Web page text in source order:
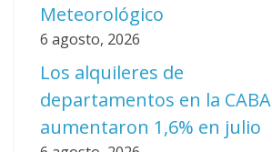
Meteorológico
6 agosto, 2026
Los alquileres de
departamentos en la CABA
aumentaron 1,6% en julio